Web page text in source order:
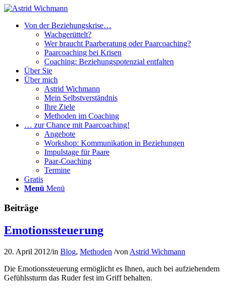
Von der Beziehungskrise…
Wachgerüttelt?
Wer braucht Paarberatung oder Paarcoaching?
Paarcoaching bei Krisen
Coaching: Beziehungspotenzial entfalten
Über Sie
Über mich
Astrid Wichmann
Mein Selbstverständnis
Ihre Ziele
Methoden im Coaching
… zur Chance mit Paarcoaching!
Angebote
Workshop: Kommunikation in Beziehungen
Impulstage für Paare
Paar-Coaching
Termine
Gratis
Menü Menü
Beiträge
Emotionssteuerung
20. April 2012/in Blog, Methoden /von Astrid Wichmann
Die Emo­ti­ons­steue­rung ermög­licht es Ihnen, auch bei auf­zie­hen­dem
Gefühls­sturm das Ruder fest im Griff behalten.